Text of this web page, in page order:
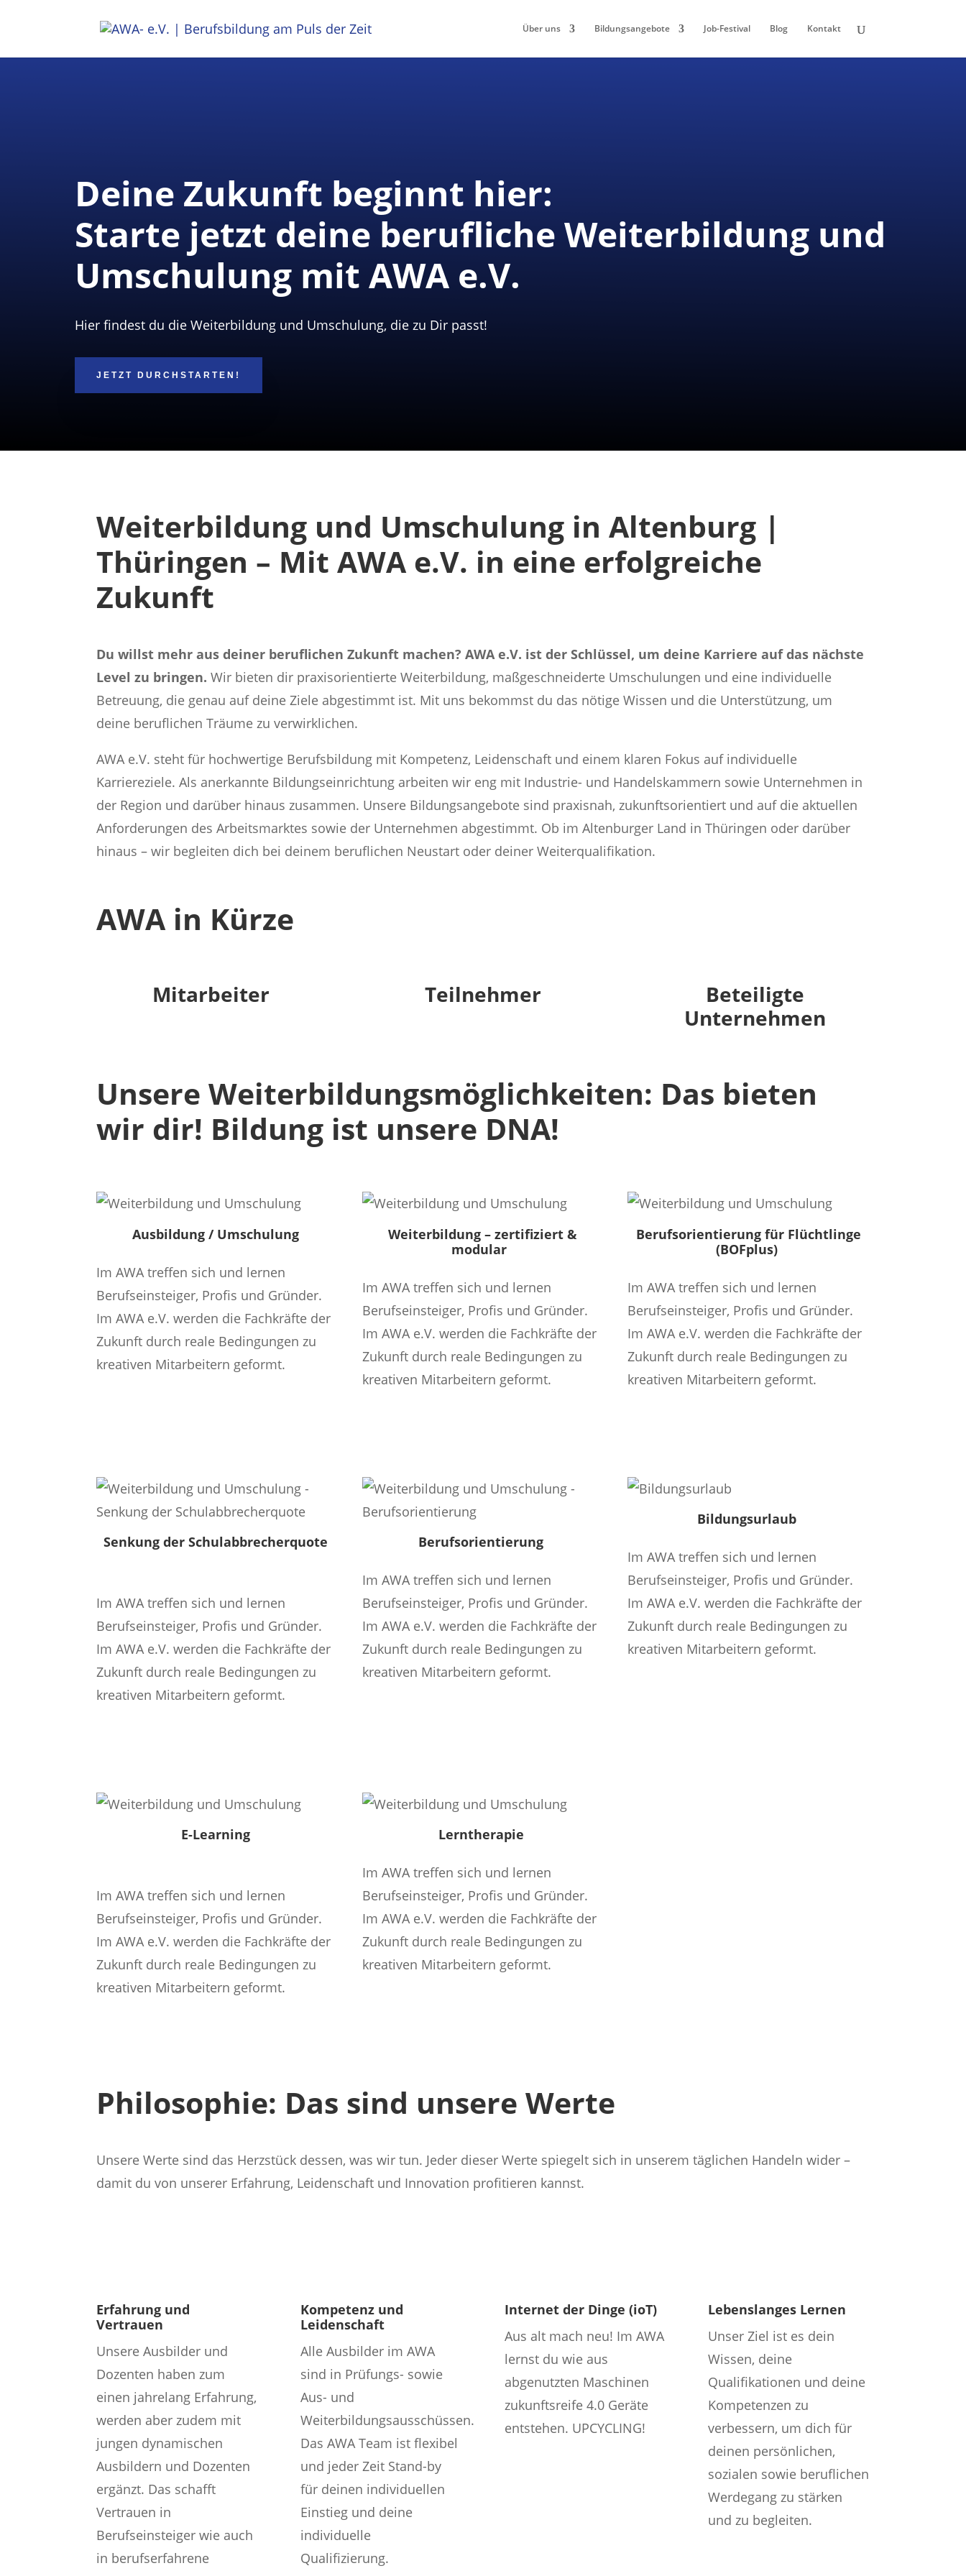
Über uns Bildungsangebote Job-Festival Blog Kontakt
Deine Zukunft beginnt hier:
Starte jetzt deine berufliche Weiterbildung und
Umschulung mit AWA e.V.
Hier findest du die Weiterbildung und Umschulung, die zu Dir passt!
JETZT DURCHSTARTEN!
Weiterbildung und Umschulung in Altenburg |
Thüringen – Mit AWA e.V. in eine erfolgreiche
Zukunft
Du willst mehr aus deiner beruflichen Zukunft machen? AWA e.V. ist der Schlüssel, um deine Karriere auf das nächste
Level zu bringen. Wir bieten dir praxisorientierte Weiterbildung, maßgeschneiderte Umschulungen und eine individuelle
Betreuung, die genau auf deine Ziele abgestimmt ist. Mit uns bekommst du das nötige Wissen und die Unterstützung, um
deine beruflichen Träume zu verwirklichen.
AWA e.V. steht für hochwertige Berufsbildung mit Kompetenz, Leidenschaft und einem klaren Fokus auf individuelle
Karriereziele. Als anerkannte Bildungseinrichtung arbeiten wir eng mit Industrie- und Handelskammern sowie Unternehmen in
der Region und darüber hinaus zusammen. Unsere Bildungsangebote sind praxisnah, zukunftsorientiert und auf die aktuellen
Anforderungen des Arbeitsmarktes sowie der Unternehmen abgestimmt. Ob im Altenburger Land in Thüringen oder darüber
hinaus – wir begleiten dich bei deinem beruflichen Neustart oder deiner Weiterqualifikation.
AWA in Kürze
Mitarbeiter Teilnehmer
Beteiligte
Unternehmen
Unsere Weiterbildungsmöglichkeiten: Das bieten
wir dir! Bildung ist unsere DNA!
Ausbildung / Umschulung
Im AWA treffen sich und lernen
Berufseinsteiger, Profis und Gründer.
Im AWA e.V. werden die Fachkräfte der
Zukunft durch reale Bedingungen zu
kreativen Mitarbeitern geformt.
Weiterbildung – zertifiziert &
modular
Im AWA treffen sich und lernen
Berufseinsteiger, Profis und Gründer.
Im AWA e.V. werden die Fachkräfte der
Zukunft durch reale Bedingungen zu
kreativen Mitarbeitern geformt.
Berufsorientierung für Flüchtlinge
(BOFplus)
Im AWA treffen sich und lernen
Berufseinsteiger, Profis und Gründer.
Im AWA e.V. werden die Fachkräfte der
Zukunft durch reale Bedingungen zu
kreativen Mitarbeitern geformt.
Senkung der Schulabbrecherquote
Im AWA treffen sich und lernen
Berufseinsteiger, Profis und Gründer.
Im AWA e.V. werden die Fachkräfte der
Zukunft durch reale Bedingungen zu
kreativen Mitarbeitern geformt.
Berufsorientierung
Im AWA treffen sich und lernen
Berufseinsteiger, Profis und Gründer.
Im AWA e.V. werden die Fachkräfte der
Zukunft durch reale Bedingungen zu
kreativen Mitarbeitern geformt.
Bildungsurlaub
Im AWA treffen sich und lernen
Berufseinsteiger, Profis und Gründer.
Im AWA e.V. werden die Fachkräfte der
Zukunft durch reale Bedingungen zu
kreativen Mitarbeitern geformt.
E-Learning
Im AWA treffen sich und lernen
Berufseinsteiger, Profis und Gründer.
Im AWA e.V. werden die Fachkräfte der
Zukunft durch reale Bedingungen zu
kreativen Mitarbeitern geformt.
Lerntherapie
Im AWA treffen sich und lernen
Berufseinsteiger, Profis und Gründer.
Im AWA e.V. werden die Fachkräfte der
Zukunft durch reale Bedingungen zu
kreativen Mitarbeitern geformt.
Philosophie: Das sind unsere Werte
Unsere Werte sind das Herzstück dessen, was wir tun. Jeder dieser Werte spiegelt sich in unserem täglichen Handeln wider –
damit du von unserer Erfahrung, Leidenschaft und Innovation profitieren kannst.
Erfahrung und
Vertrauen
Unsere Ausbilder und
Dozenten haben zum
einen jahrelang Erfahrung,
werden aber zudem mit
jungen dynamischen
Ausbildern und Dozenten
ergänzt. Das schafft
Vertrauen in
Berufseinsteiger wie auch
in berufserfahrene
Kompetenz und
Leidenschaft
Alle Ausbilder im AWA
sind in Prüfungs- sowie
Aus- und
Weiterbildungsausschüssen.
Das AWA Team ist flexibel
und jeder Zeit Stand-by
für deinen individuellen
Einstieg und deine
individuelle
Qualifizierung.
Internet der Dinge (ioT)
Aus alt mach neu! Im AWA
lernst du wie aus
abgenutzten Maschinen
zukunftsreife 4.0 Geräte
entstehen. UPCYCLING!
Lebenslanges Lernen
Unser Ziel ist es dein
Wissen, deine
Qualifikationen und deine
Kompetenzen zu
verbessern, um dich für
deinen persönlichen,
sozialen sowie beruflichen
Werdegang zu stärken
und zu begleiten.